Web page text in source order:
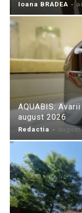
Ioana BRADEA -
AQUABIS:
august 2026
Redactia -